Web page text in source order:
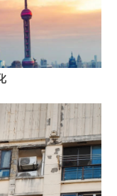
比之前徐汇滨江
出让房企明显谨
浦区的东外滩单
括招商蛇口、中国